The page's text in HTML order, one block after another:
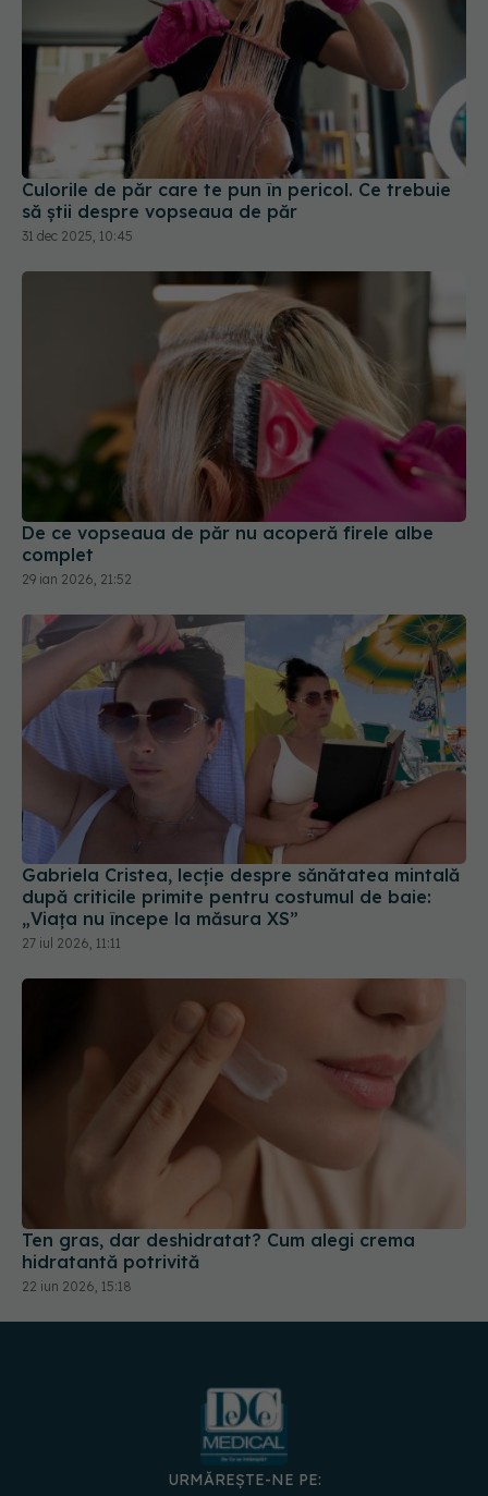
Culorile de păr care te pun în pericol. Ce trebuie
să știi despre vopseaua de păr
31 dec 2025, 10:45
De ce vopseaua de păr nu acoperă firele albe
complet
Gabriela Cristea, lecție despre sănătatea mintală
după criticile primite pentru costumul de baie:
„Viața nu începe la măsura XS”
27 iul 2026, 11:11
Ten gras, dar deshidratat? Cum alegi crema
hidratantă potrivită
URMĂREȘTE-NE PE:
DESCARCĂ APLICAȚIA